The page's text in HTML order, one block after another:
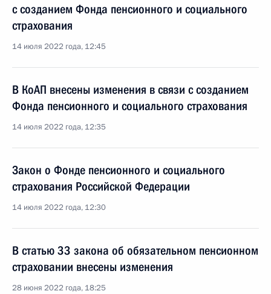
с созданием Фонда пенсионного и социального
страхования
14 июля 2022 года, 12:45
В КоАП внесены изменения в связи с созданием
Фонда пенсионного и социального страхования
14 июля 2022 года, 12:35
Закон о Фонде пенсионного и социального
страхования Российской Федерации
14 июля 2022 года, 12:30
В статью 33 закона об обязательном пенсионном
страховании внесены изменения
28 июня 2022 года, 18:25